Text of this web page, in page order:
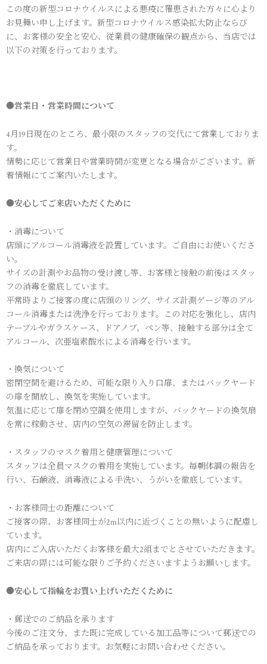
この度の新型コロナウイルスによる悪疫に罹患された方々に心より
お見舞い申し上げます。新型コロナウイルス感染拡大防止ならび
に、お客様の安全と安心、従業員の健康確保の観点から、当店では
以下の対策を行っております。
●営業日・営業時間について
4月19日現在のところ、最小限のスタッフの交代にて営業しておりま
す。
情勢に応じて営業日や営業時間が変更となる場合がございます。新
着情報にてご案内いたします。
●安心してご来店いただくために
・消毒について
店頭にアルコール消毒液を設置しています。ご自由にお使いくださ
い。
サイズの計測やお品物の受け渡し等、お客様と接触の前後はスタッ
フの消毒を徹底しています。
平常時よりご接客の度に店頭のリング、サイズ計測ゲージ等のアル
コール消毒または洗浄を行っております。この対応を強化し、店内
テーブルやガラスケース、ドアノブ、ペン等、接触する部分は全て
アルコール、次亜塩素酸水による消毒を行います。
・換気について
密閉空間を避けるため、可能な限り入り口扉、またはバックヤード
の扉を開放し、換気を実施しています。
気温に応じて扉を閉め空調を使用しますが、バックヤードの換気扇
を常に稼動させ、店内の空気の滞留を防止します。
・スタッフのマスク着用と健康管理について
スタッフは全員マスクの着用を実施しています。毎朝体調の報告を
行い、石鹸液、消毒液による手洗い、うがいを徹底しています。
・お客様同士の距離について
ご接客の際、お客様同士が2m以内に近づくことの無いように配慮し
ています。
店内にご入店いただくお客様を最大2組までとさせていただきます。
ご来店の際には可能な限りご予約くださいますようお願いします。
●安心して指輪をお買い上げいただくために
・郵送でのご納品を承ります
今後のご注文分、また既に完成している加工品等について郵送での
ご納品を承っております。お気軽にお問い合わせください。